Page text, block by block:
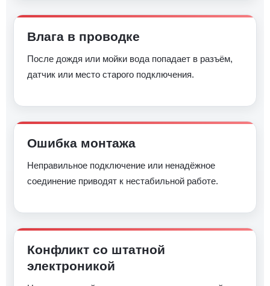
Влага в проводке
После дождя или мойки вода попадает в разъём,
датчик или место старого подключения.
Ошибка монтажа
Неправильное подключение или ненадёжное
соединение приводят к нестабильной работе.
Конфликт со штатной
электроникой